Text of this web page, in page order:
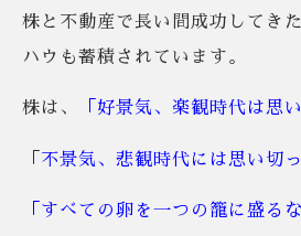
株と不動産で長い間成功してき
ハウも蓄積されています。
株は、 「好景気、楽観時代は思
「 不景気、悲観時代には思い切っ
「すべての卵を一つの籠に盛るな